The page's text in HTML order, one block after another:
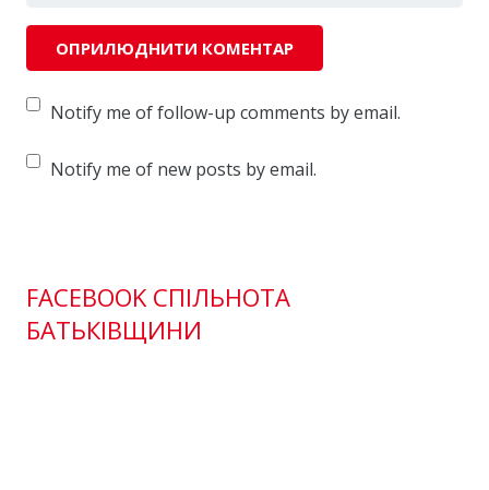
Notify me of follow-up comments by email.
Notify me of new posts by email.
FACEBOOK СПІЛЬНОТА
БАТЬКІВЩИНИ